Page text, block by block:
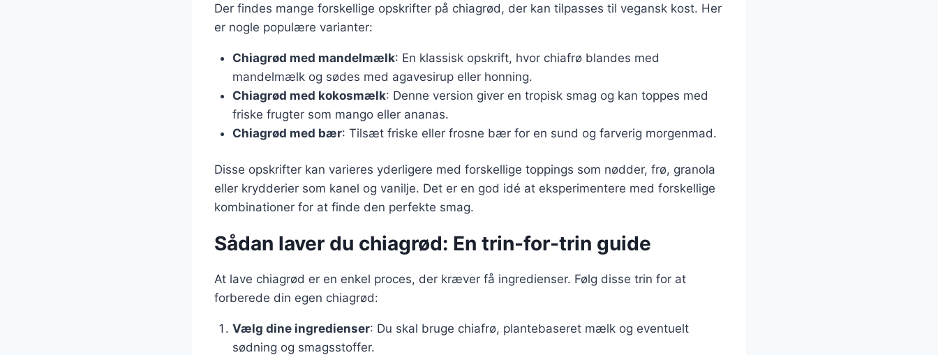
Der findes mange forskellige opskrifter på chiagrød, der kan tilpasses til vegansk kost. Her
er nogle populære varianter:
Chiagrød med mandelmælk: En klassisk opskrift, hvor chiafrø blandes med
mandelmælk og sødes med agavesirup eller honning.
Chiagrød med kokosmælk: Denne version giver en tropisk smag og kan toppes med
friske frugter som mango eller ananas.
Chiagrød med bær: Tilsæt friske eller frosne bær for en sund og farverig morgenmad.
Disse opskrifter kan varieres yderligere med forskellige toppings som nødder, frø, granola
eller krydderier som kanel og vanilje. Det er en god idé at eksperimentere med forskellige
kombinationer for at finde den perfekte smag.
Sådan laver du chiagrød: En trin-for-trin guide
At lave chiagrød er en enkel proces, der kræver få ingredienser. Følg disse trin for at
forberede din egen chiagrød:
Vælg dine ingredienser: Du skal bruge chiafrø, plantebaseret mælk og eventuelt
sødning og smagsstoffer.